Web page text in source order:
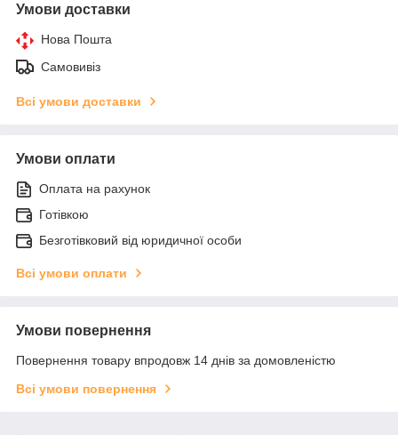
Умови доставки
Нова Пошта
Самовивіз
Всі умови доставки
Умови оплати
Оплата на рахунок
Готівкою
Безготівковий від юридичної особи
Всі умови оплати
Умови повернення
Повернення товару впродовж 14 днів за домовленістю
Всі умови повернення